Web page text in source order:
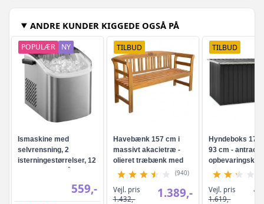
ANDRE KUNDER KIGGEDE OGSÅ PÅ
POPULÆR NY
Ismaskine med
selvrensning, 2
isterningestørrelser, 12
559,-
TILBUD
Havebænk 157 cm i
massivt akacietræ -
olieret træbænk med
ryglæn og armlæn
(940)
Vejl. pris
1.432,-
1.389,-
TILBUD
Hyndeboks 171
93 cm -
Vejl. pris
1.619,-